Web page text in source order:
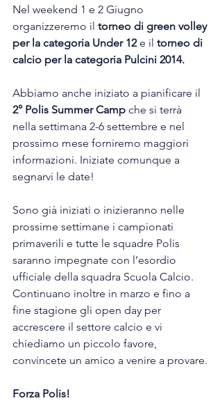
Nel weekend 1 e 2 Giugno
organizzeremo il torneo di green volley
per la categoria Under 12 e il torneo di
calcio per la categoria Pulcini 2014.
Abbiamo anche iniziato a pianificare il
2° Polis Summer Camp che si terrà
nella settimana 2-6 settembre e nel
prossimo mese forniremo maggiori
informazioni. Iniziate comunque a
segnarvi le date!
Sono già iniziati o inizieranno nelle
prossime settimane i campionati
primaverili e tutte le squadre Polis
saranno impegnate con l’esordio
ufficiale della squadra Scuola Calcio.
Continuano inoltre in marzo e fino a
fine stagione gli open day per
accrescere il settore calcio e vi
chiediamo un piccolo favore,
convincete un amico a venire a provare.
Forza Polis!